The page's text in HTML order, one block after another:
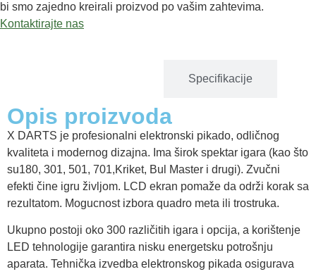
bi smo zajedno kreirali proizvod po vašim zahtevima.
Kontaktirajte nas
Specifikacije
Opis proizvoda
X DARTS je profesionalni elektronski pikado, odličnog
kvaliteta i modernog dizajna. Ima širok spektar igara (kao što
su180, 301, 501, 701,Kriket, Bul Master i drugi). Zvučni
efekti čine igru življom. LCD ekran pomaže da održi korak sa
rezultatom. Mogucnost izbora quadro meta ili trostruka.
Ukupno postoji oko 300 različitih igara i opcija, a korištenje
LED tehnologije garantira nisku energetsku potrošnju
aparata. Tehnička izvedba elektronskog pikada osigurava